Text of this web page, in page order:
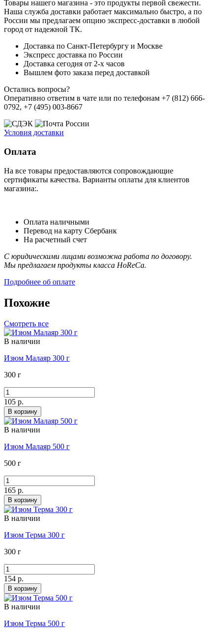
Товары нашего магазина - это продукты первой свежести.
Наша служба доставки работает максимально быстро, а по
России мы предлагаем опцию экспресс-доставки в любой
город от надежной ТК.
Доставка по Санкт-Петербургу и Москве
Экспресс доставка по России
Доставка сегодня от 2-х часов
Вышлем фото заказа перед доставкой
Остались вопросы?
Оперативно ответим в чате или по телефонам +7 (812) 666-
0792, +7 (495) 003-8667
Условия доставки
Оплата
На все товары предоставляются сопровождающие
сертификаты качества. Варианты оплаты для клиентов
магазина:.
Оплата наличными
Перевод на карту Сбербанк
На расчетный счет
С юридическими лицами возможна работа по договору.
Мы предлагаем продукты класса HoReCa.
Подробнее об оплате
Похожие
Смотреть все
В наличии
Изюм Малаяр 300 г
300 г
105 р.
В корзину
В наличии
Изюм Малаяр 500 г
500 г
165 р.
В корзину
В наличии
Изюм Терма 300 г
300 г
154 р.
В корзину
В наличии
Изюм Терма 500 г